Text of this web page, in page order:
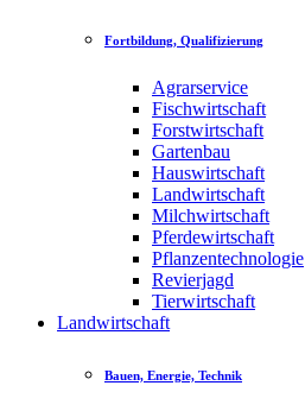
Fortbildung, Qualifizierung
Agrarservice
Fischwirtschaft
Forstwirtschaft
Gartenbau
Hauswirtschaft
Landwirtschaft
Milchwirtschaft
Pferdewirtschaft
Pflanzentechnologie
Revierjagd
Tierwirtschaft
Landwirtschaft
Bauen, Energie, Technik